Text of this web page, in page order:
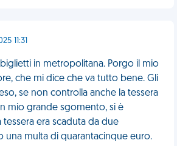
11:31
in metropolitana. Porgo il mio
che mi dice che va tutto bene. Gli
se non controlla anche la tessera
mio grande sgomento, si è
era scaduta da due
una multa di quarantacinque euro.